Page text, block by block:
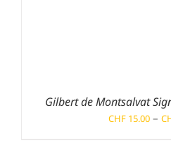
Gilbert de Montsalvat
CHF15.00 –